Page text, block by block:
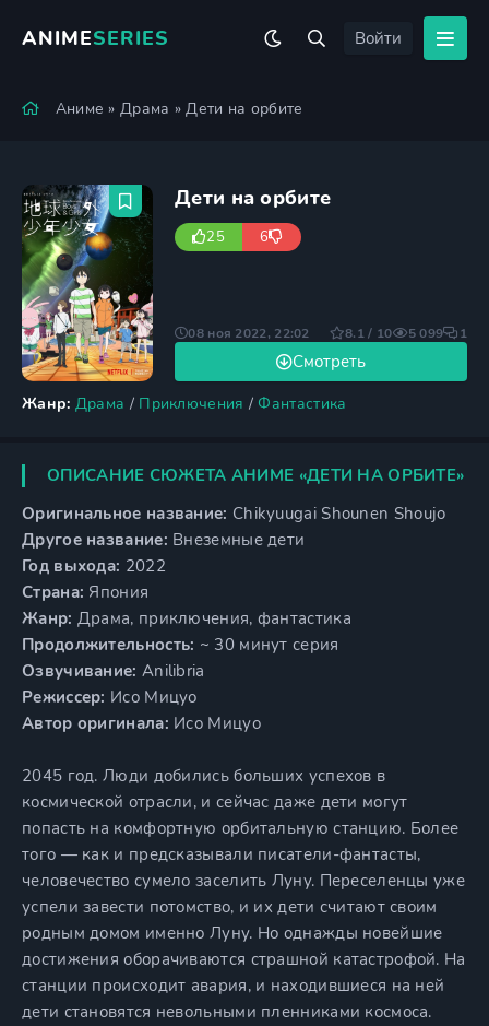
ANIMESERIES Войти
Аниме »Драма » Дети на орбите
Дети на орбите
25 6
Жанр: Драма / Приключения / Фантастика
Смотреть
08 ноя 2022, 22:02 8.1 / 10 5 099 1
ОПИСАНИЕ СЮЖЕТА АНИМЕ «ДЕТИ НА ОРБИТЕ»
Оригинальное название: Chikyuugai Shounen Shoujo
Другое название: Внеземные дети
Год выхода: 2022
Страна: Япония
Жанр: Драма, приключения, фантастика
Продолжительность: ~ 30 минут серия
Озвучивание: Anilibria
Режиссер: Исо Мицуо
Автор оригинала: Исо Мицуо
2045 год. Люди добились больших успехов в
космической отрасли, и сейчас даже дети могут
попасть на комфортную орбитальную станцию. Более
того — как и предсказывали писатели-фантасты,
человечество сумело заселить Луну. Переселенцы уже
успели завести потомство, и их дети считают своим
родным домом именно Луну. Но однажды новейшие
достижения оборачиваются страшной катастрофой. На
станции происходит авария, и находившиеся на ней
дети становятся невольными пленниками космоса.